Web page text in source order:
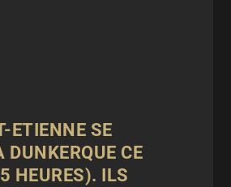
ETIENNE SE
DUNKERQUE CE
HEURES). ILS